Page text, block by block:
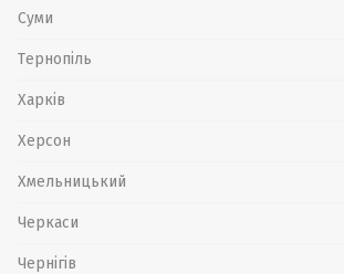
Суми
Тернопіль
Харків
Херсон
Хмельницький
Черкаси
Чернігів